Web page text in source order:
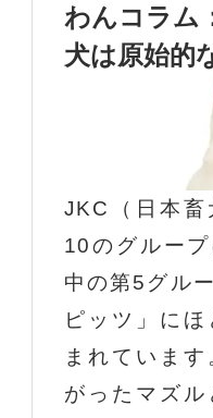
わんコラム
犬は原始的
JKC（日本畜
10のグルー
中の第5グル
ピッツ」に
まれていま
がったマズ